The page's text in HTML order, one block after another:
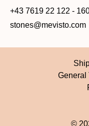
+43 7619 22 122 -
stones@mevisto.com
General
©